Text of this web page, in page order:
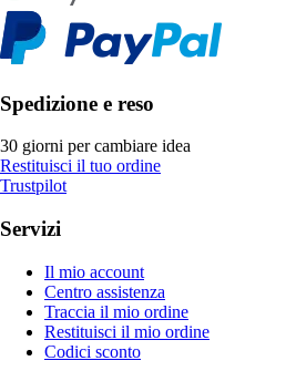
Spedizione e reso
30 giorni per cambiare idea
Restituisci il tuo ordine
Trustpilot
Servizi
Il mio account
Centro assistenza
Traccia il mio ordine
Restituisci il mio ordine
Codici sconto